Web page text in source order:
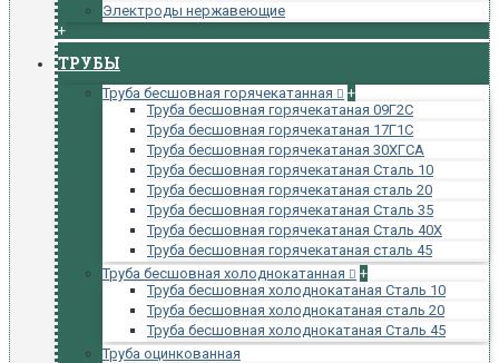
Электроды нержавеющие
+
ТРУБЫ
Труба бесшовная горячекатанная
+
Труба бесшовная горячекатаная 09Г2С
Труба бесшовная горячекатаная 17Г1С
Труба бесшовная горячекатаная 30ХГСА
Труба бесшовная горячекатаная Сталь 10
Труба бесшовная горячекатаная сталь 20
Труба бесшовная горячекатаная Сталь 35
Труба бесшовная горячекатаная Сталь 40Х
Труба бесшовная горячекатаная сталь 45
Труба бесшовная холоднокатанная
+
Труба бесшовная холоднокатаная Сталь 10
Труба бесшовная холоднокатаная сталь 20
Труба бесшовная холоднокатаная Сталь 45
Труба оцинкованная